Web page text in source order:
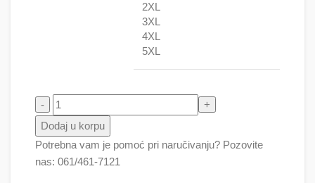
2XL
3XL
4XL
5XL
Ružičasti slonovi 2 količina
Dodaj u korpu
Potrebna vam je pomoć pri naručivanju? Pozovite
nas: 061/461-7121